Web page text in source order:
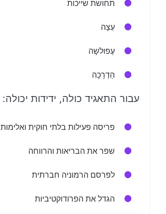
תחושת שייכות
עֵצָה
עֶפולשָה
הַדְרָכָה
עבור התאגיד כולה, ידידות יכולה:
פריסה פעילות בלתי חוקית ואלימות
שפר את הבריאות והרווחה
לפרסם הרמוניה חברתית
הגדל את הפרודוקטיביות